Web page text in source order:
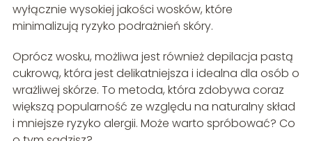
wyłącznie wysokiej jakości wosków, które
minimalizują ryzyko podrażnień skóry.
Oprócz wosku, możliwa jest również depilacja pastą
cukrową, która jest delikatniejsza i idealna dla osób o
wrażliwej skórze. To metoda, która zdobywa coraz
większą popularność ze względu na naturalny skład
i mniejsze ryzyko alergii. Może warto spróbować? Co